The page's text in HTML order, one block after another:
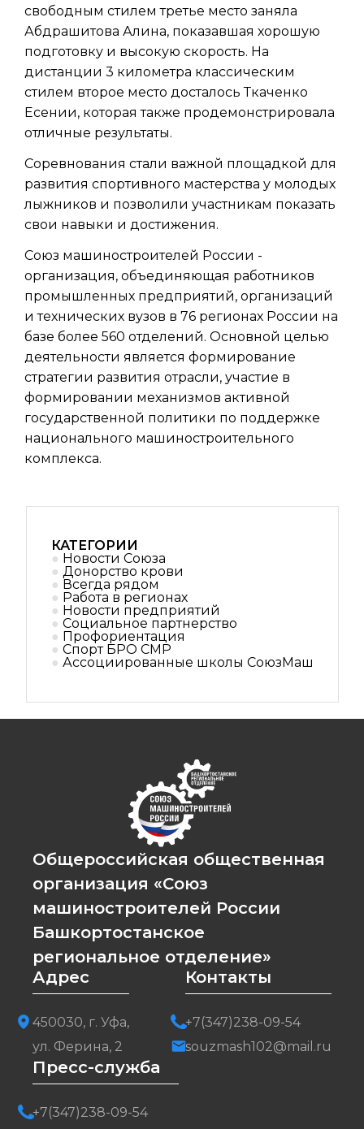
свободным стилем третье место заняла
Абдрашитова Алина, показавшая хорошую
подготовку и высокую скорость. На
дистанции 3 километра классическим
стилем второе место досталось Ткаченко
Есении, которая также продемонстрировала
отличные результаты.
Соревнования стали важной площадкой для
развития спортивного мастерства у молодых
лыжников и позволили участникам показать
свои навыки и достижения.
Союз машиностроителей России -
организация, объединяющая работников
промышленных предприятий, организаций
и технических вузов в 76 регионах России на
базе более 560 отделений. Основной целью
деятельности является формирование
стратегии развития отрасли, участие в
формировании механизмов активной
государственной политики по поддержке
национального машиностроительного
комплекса.
КАТЕГОРИИ
Новости Союза
Донорство крови
Всегда рядом
Работа в регионах
Новости предприятий
Социальное партнерствo
Профориентация
Спорт БРО СМР
Ассоциированные школы СоюзМаш
Общероссийская общественная
организация «Союз
машиностроителей России
Башкортостанское
региональное отделение»
Адрес
450030, г. Уфа,
ул. Ферина, 2
Контакты
+7(347)238-09-54
souzmash102@mail.ru
Пресс-служба
+7(347)238-09-54